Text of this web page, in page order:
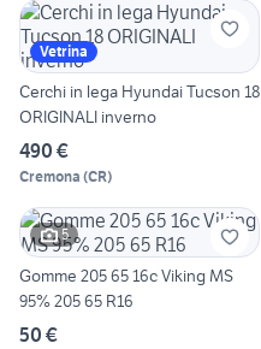
Vetrina
Cerchi in lega Hyundai Tucson 18
ORIGINALI inverno
490 €
Cremona (CR)
5
Gomme 205 65 16c Viking MS
95% 205 65 R16
50 €